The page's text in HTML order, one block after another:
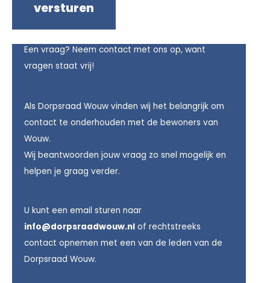
Een vraag? Neem contact met ons op, want
vragen staat vrij!
Als Dorpsraad Wouw vinden wij het belangrijk om
contact te onderhouden met de bewoners van
Wouw.
Wij beantwoorden jouw vraag zo snel mogelijk en
helpen je graag verder.
U kunt een email sturen naar
info@dorpsraadwouw.nl of rechtstreeks
contact opnemen met een van de leden van de
Dorpsraad Wouw.